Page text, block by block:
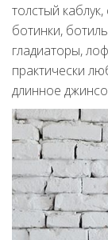
толстый
ботинки,
гладиаторы,
практически
длинное